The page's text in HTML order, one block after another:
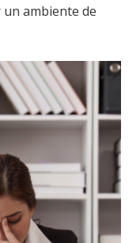
ambiente de